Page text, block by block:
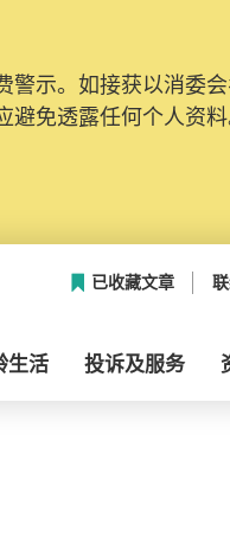
示。如接获以消委
免透露任何个人资
已收藏文章
生活 投诉及服务